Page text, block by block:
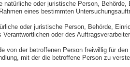
natürliche oder juristische Person,
eines bestimmten
oder juristische Person, Behörde,
Verantwortlichen oder des
von der betroffenen Person freiwillig für
mit der die betroffene Person zu